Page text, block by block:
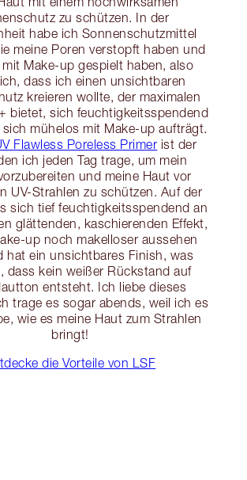
zu schützen. In der
habe ich Sonnenschutzmittel
meine Poren verstopft haben und
Make-up gespielt haben, also
dass ich einen unsichtbaren
kreieren wollte, der maximalen
bietet, sich feuchtigkeitsspendend
mühelos mit Make-up aufträgt.
Flawless Poreless Primer ist der
ich jeden Tag trage, um mein
und meine Haut vor
UV-Strahlen zu schützen. Auf der
sich tief feuchtigkeitsspendend an
glättenden, kaschierenden Effekt,
up noch makelloser aussehen
hat ein unsichtbares Finish, was
dass kein weißer Rückstand auf
entsteht. Ich liebe dieses
trage es sogar abends, weil ich es
wie es meine Haut zum Strahlen
bringt!
die Vorteile von LSF